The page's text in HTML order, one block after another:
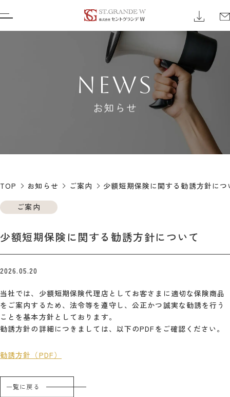
NEWS
お知らせ
TOP お知らせ ご案内 少額短期保険に関する勧誘方針につ
ご案内
少額短期保険に関する勧誘方針について
2026.05.20
当社では、少額短期保険代理店としてお客さまに適切な保険商品
をご案内するため、法令等を遵守し、公正かつ誠実な勧誘を行う
ことを基本方針としております。
勧誘方針の詳細につきましては、以下のPDFをご確認ください。
勧誘方針（PDF）
一覧に戻る